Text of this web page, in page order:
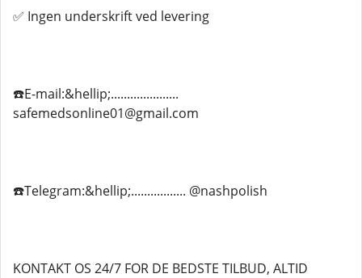
✅ Ingen underskrift ved levering
☎️E-mail:&hellip;.....................
safemedsonline01@gmail.com
☎️Telegram:&hellip;................. @nashpolish
KONTAKT OS 24/7 FOR DE BEDSTE TILBUD, ALTID